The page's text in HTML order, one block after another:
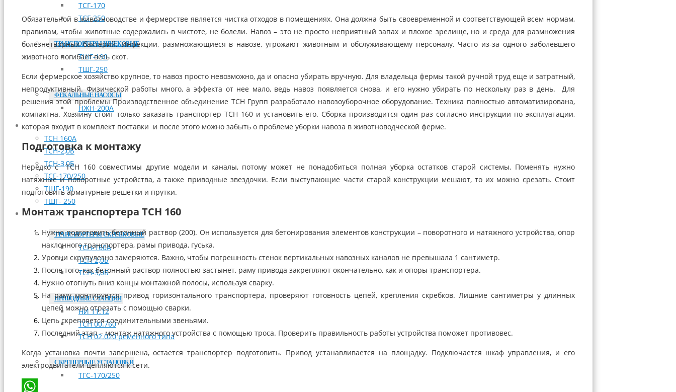
ТСГ-170
ТСГ-250
ТРАНСПОРТЕРЫ ШНЕКОВЫЕ
ТШГ-190
ТШГ-250
ФЕКАЛЬНЫЕ НАСОСЫ
НЖН-200А
МОНТАЖ
ТСН 160А
ТСН-2,0Б
ТСН-3,0Б
ТСГ-170/250
ТШГ-190
ТШГ- 250
ЗАПЧАСТИ
ТРАНСПОРТЕРЫ СКРЕБКОВЫЕ
ТСН-160А
ТСН-2,0Б
ТСН-3,0Б
ПРИВОДНЫЕ СТАНЦИИ
НИ 11.12
ТСН 00.760
ТСН 02.020 ременного типа
СКРЕПЕРНЫЕ УСТАНОВКИ
ТГС-170/250
Обязательной в животноводстве и фермерстве является чистка отходов в помещениях. Она должна быть своевременной и соответствующей всем нормам,
правилам, чтобы животные содержались в чистоте, не болели. Навоз – это не просто неприятный запах и плохое зрелище, но и среда для размножения
болезнетворных бактерий. Инфекции, размножающиеся в навозе, угрожают животным и обслуживающему персоналу. Часто из-за одного заболевшего
животного погибает весь скот.
Если фермерское хозяйство крупное, то навоз просто невозможно, да и опасно убирать вручную. Для владельца фермы такой ручной труд еще и затратный,
непродуктивный. Физической работы много, а эффекта от нее мало, ведь навоз появляется снова, и его нужно убирать по нескольку раз в день. Для
решения этой проблемы Производственное объединение ТСН Групп разработало навозоуборочное оборудование. Техника полностью автоматизирована,
компактна. Хозяину стоит только заказать транспортер ТСН 160 и установить его. Сборка производится один раз согласно инструкции по эксплуатации,
которая входит в комплект поставки и после этого можно забыть о проблеме уборки навоза в животноводческой ферме.
Подготовка к монтажу
Нередко с ТСН 160 совместимы другие модели и каналы, потому может не понадобиться полная уборка остатков старой системы. Поменять нужно
натяжные и поворотные устройства, а также приводные звездочки. Если выступающие части старой конструкции мешают, то их можно срезать. Стоит
подготовить арматурные решетки и прутки.
Монтаж транспортера ТСН 160
Нужно подготовить бетонный раствор (200). Он используется для бетонирования элементов конструкции – поворотного и натяжного устройства, опор
наклонного транспортера, рамы привода, гуська.
Уровни скрупулезно замеряются. Важно, чтобы погрешность стенок вертикальных навозных каналов не превышала 1 сантиметр.
После того, как бетонный раствор полностью застынет, раму привода закрепляют окончательно, как и опоры транспортера.
Нужно отогнуть вниз концы монтажной полосы, используя сварку.
На раму монтируется привод горизонтального транспортера, проверяют готовность цепей, крепления скребков. Лишние сантиметры у длинных
цепей можно отрезать с помощью сварки.
Цепь скрепляется соединительными звеньями.
Последний этап – монтаж натяжного устройства с помощью троса. Проверить правильность работы устройства поможет противовес.
Когда установка почти завершена, остается транспортер подготовить. Привод устанавливается на площадку. Подключается шкаф управления, и его
электродвигатели цепляются к сети.